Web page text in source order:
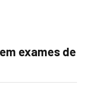
exames de